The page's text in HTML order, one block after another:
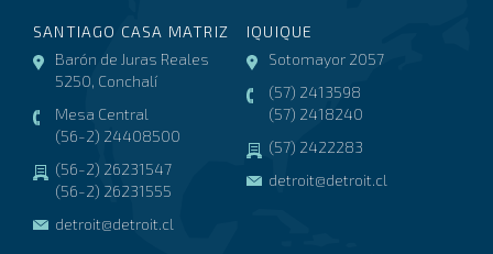
SANTIAGO CASA MATRIZ
Barón de Juras Reales
5250, Conchalí
Mesa Central
(56-2) 24408500
(56-2) 26231547
(56-2) 26231555
detroit@detroit.cl
IQUIQUE
Sotomayor 2057
(57) 2413598
(57) 2418240
(57) 2422283
detroit@detroit.cl